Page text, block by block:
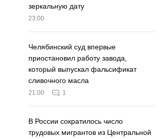
зеркальную дату
23:00
Челябинский суд впервые
приостановил работу завода,
который выпускал фальсификат
сливочного масла
21:00 1
В России сократилось число
трудовых мигрантов из Центральной